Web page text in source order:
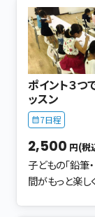
て、食事のマナ
ち方」など実践
宿題（コミュニ
る」ではなく、
す」 がんばらなくていい！！ もうイライラしない！！ できるよう
になる声のかけ方をお伝え
い、お子さんと
る声の掛け方で
が大好きになり
のお行儀がよ
んもプラスに変わります 親子で楽しく
加下さい。
焼き魚の上手な食
と知らない、焼
も活かされます。 大
方と焼き魚の美
えします ＜こんなことを学びます＞ お箸で魚をキレイに食べ
る、特別レッス
ます • お箸の
実した内容です 年
出来るように
なります 「魚
く、上手に食
は、お箸の正し
て楽しく学べます。 ＜こんな風に教えます＞ お箸
ポイント３つ
ッスン
7日程
2,500 円(税
子どもの「鉛筆
間がもっと楽し